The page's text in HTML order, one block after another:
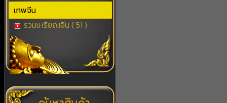
เทพจีน
รวมเหรียญจีน ( 51 )